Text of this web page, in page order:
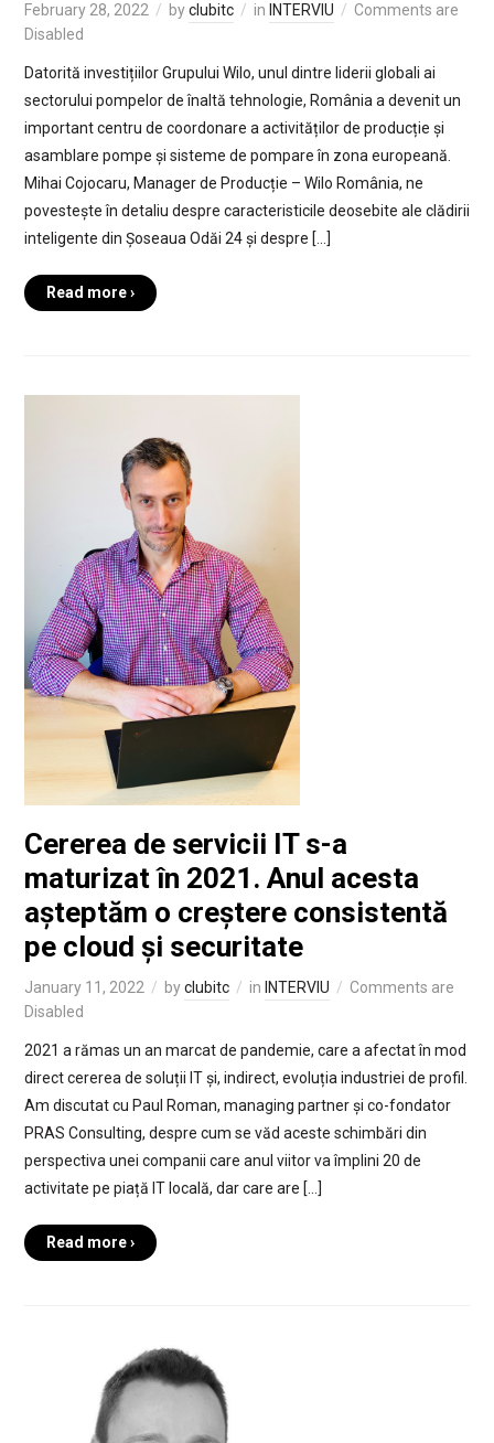
February 28, 2022 byclubitc in INTERVIU
Comments are
Disabled
Datorită investițiilor Grupului Wilo, unul dintre liderii globali ai
sectorului pompelor de înaltă tehnologie, România a devenit un
important centru de coordonare a activităților de producție și
asamblare pompe și sisteme de pompare în zona europeană.
Mihai Cojocaru, Manager de Producție – Wilo România, ne
povestește în detaliu despre caracteristicile deosebite ale clădirii
inteligente din Șoseaua Odăi 24 și despre […]
Read more ›
Cererea de servicii IT s-a
maturizat în 2021. Anul acesta
așteptăm o creștere consistentă
pe cloud și securitate
January 11, 2022 byclubitc in INTERVIU
Comments are
Disabled
2021 a rămas un an marcat de pandemie, care a afectat în mod
direct cererea de soluții IT și, indirect, evoluția industriei de profil.
Am discutat cu Paul Roman, managing partner și co-fondator
PRAS Consulting, despre cum se văd aceste schimbări din
perspectiva unei companii care anul viitor va împlini 20 de
activitate pe piață IT locală, dar care are […]
Read more ›